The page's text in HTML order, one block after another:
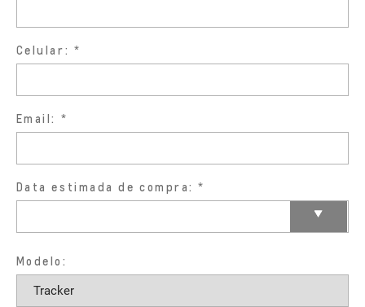
Celular:
Email:
Data estimada de compra:
Modelo: